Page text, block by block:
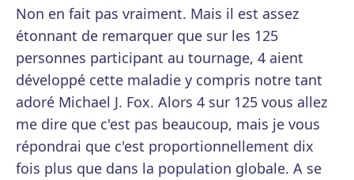
Non en fait pas vraiment. Mais il est assez
étonnant de remarquer que sur les 125
personnes participant au tournage, 4 aient
développé cette maladie y compris notre tant
adoré Michael J. Fox. Alors 4 sur 125 vous allez
me dire que c'est pas beaucoup, mais je vous
répondrai que c'est proportionnellement dix
fois plus que dans la population globale. A se